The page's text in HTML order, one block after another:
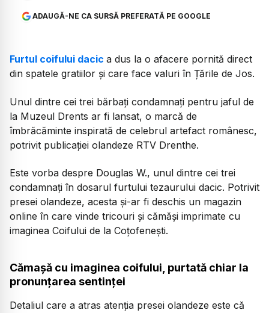
ADAUGĂ-NE CA SURSĂ PREFERATĂ PE GOOGLE
Furtul coifului dacic a dus la o afacere pornită direct
din spatele gratiilor și care face valuri în Țările de Jos.
Unul dintre cei trei bărbați condamnați pentru jaful de
la Muzeul Drents ar fi lansat, o marcă de
îmbrăcăminte inspirată de celebrul artefact românesc,
potrivit publicației olandeze RTV Drenthe.
Este vorba despre Douglas W., unul dintre cei trei
condamnați în dosarul furtului tezaurului dacic. Potrivit
presei olandeze, acesta și-ar fi deschis un magazin
online în care vinde tricouri și cămăși imprimate cu
imaginea Coifului de la Coțofenești.
Cămașă cu imaginea coifului, purtată chiar la
pronunțarea sentinței
Detaliul care a atras atenția presei olandeze este că